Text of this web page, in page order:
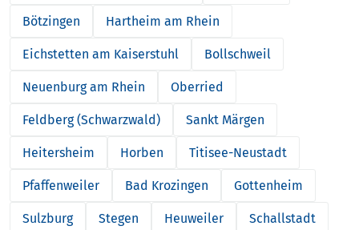
Bötzingen Hartheim am Rhein
Eichstetten am Kaiserstuhl Bollschweil
Neuenburg am Rhein Oberried
Feldberg (Schwarzwald) Sankt Märgen
Heitersheim Horben Titisee-Neustadt
Pfaffenweiler Bad Krozingen Gottenheim
Sulzburg Stegen Heuweiler Schallstadt